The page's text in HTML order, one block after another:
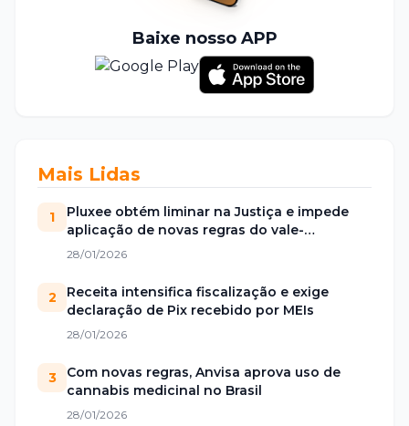
Baixe nosso APP
Mais Lidas
1
Pluxee obtém liminar na Justiça e impede
aplicação de novas regras do vale-
alimentação
28/01/2026
2
Receita intensifica fiscalização e exige
declaração de Pix recebido por MEIs
28/01/2026
3
Com novas regras, Anvisa aprova uso de
cannabis medicinal no Brasil
28/01/2026